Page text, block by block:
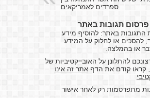
ספרדים לאמריקאים
פרסום תגובות באתר
התגובות באתר: להוסיף מידע
להסכים או לחלוק על המידע
או בהמלצה.
להתלונן על האובייקטיביות של
קראו קודם את הדף אתר זה אינו
מתפרסמות רק לאחר אישור